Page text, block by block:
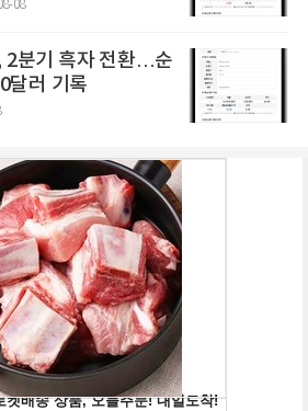
08
2분기 흑자 전환…순
달러 기록